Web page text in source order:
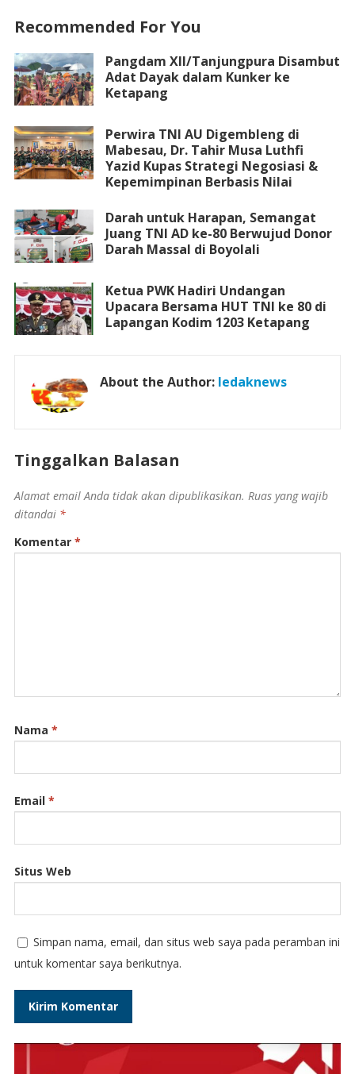
Recommended For You
Pangdam XII/Tanjungpura Disambut
Adat Dayak dalam Kunker ke
Ketapang
Perwira TNI AU Digembleng di
Mabesau, Dr. Tahir Musa Luthfi
Yazid Kupas Strategi Negosiasi &
Kepemimpinan Berbasis Nilai
Darah untuk Harapan, Semangat
Juang TNI AD ke-80 Berwujud Donor
Darah Massal di Boyolali
Ketua PWK Hadiri Undangan
Upacara Bersama HUT TNI ke 80 di
Lapangan Kodim 1203 Ketapang
About the Author: ledaknews
Tinggalkan Balasan
Alamat email Anda tidak akan dipublikasikan. Ruas yang wajib
ditandai *
Komentar *
Nama *
Email *
Situs Web
Simpan nama, email, dan situs web saya pada peramban ini
untuk komentar saya berikutnya.